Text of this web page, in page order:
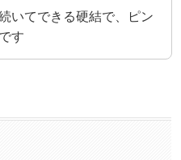
いてできる硬結で、ピン
す